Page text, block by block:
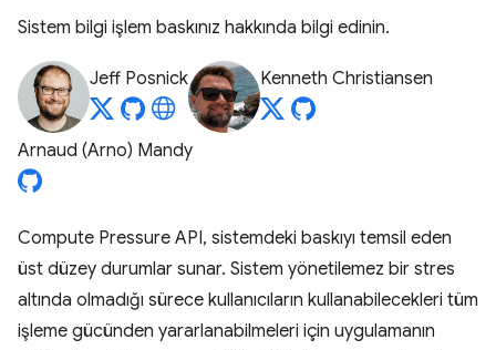
Sistem bilgi işlem baskınız hakkında bilgi edinin.
Jeff Posnick Kenneth Christiansen
Arnaud (Arno) Mandy
Compute Pressure API, sistemdeki baskıyı temsil eden
üst düzey durumlar sunar. Sistem yönetilemez bir stres
altında olmadığı sürece kullanıcıların kullanabilecekleri tüm
işleme gücünden yararlanabilmeleri için uygulamanın